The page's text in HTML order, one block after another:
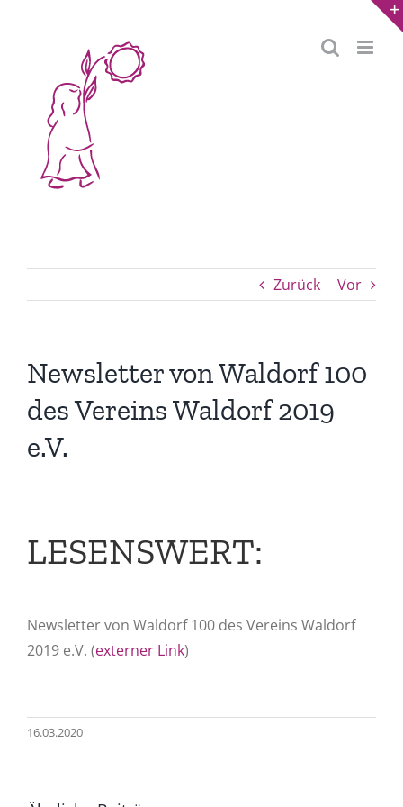
Zurück Vor
Newsletter von Waldorf 100
des Vereins Waldorf 2019
e.V.
LESENSWERT:
Newsletter von Waldorf 100 des Vereins Waldorf
2019 e.V. (externer Link)
16.03.2020